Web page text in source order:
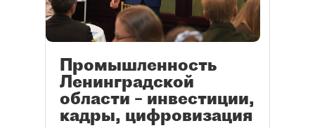
Промышленность
Ленинградской
области – инвестиции,
кадры, цифровизация